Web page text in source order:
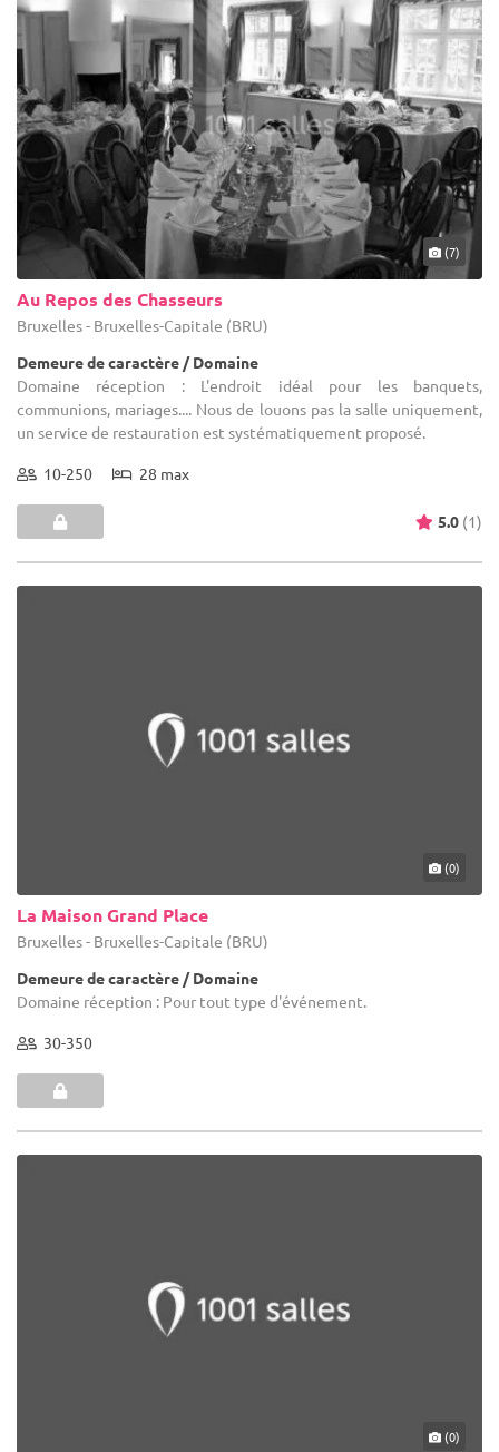
(7)
Au Repos des Chasseurs
Bruxelles - Bruxelles-Capitale (BRU)
Demeure de caractère / Domaine
Domaine réception : L'endroit idéal pour les banquets,
communions, mariages.... Nous de louons pas la salle uniquement,
un service de restauration est systématiquement proposé.
10-250 28 max
5.0 (1)
(0)
La Maison Grand Place
Bruxelles - Bruxelles-Capitale (BRU)
Demeure de caractère / Domaine
Domaine réception : Pour tout type d'événement.
30-350
(0)